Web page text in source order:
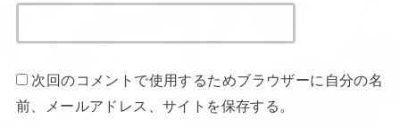
次回のコメントで使用するためブラウザーに自分の名
前、メールアドレス、サイトを保存する。